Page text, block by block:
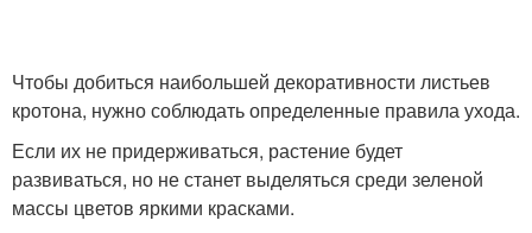
Чтобы добиться наибольшей декоративности листьев
кротона, нужно соблюдать определенные правила ухода.
Если их не придерживаться, растение будет
развиваться, но не станет выделяться среди зеленой
массы цветов яркими красками.